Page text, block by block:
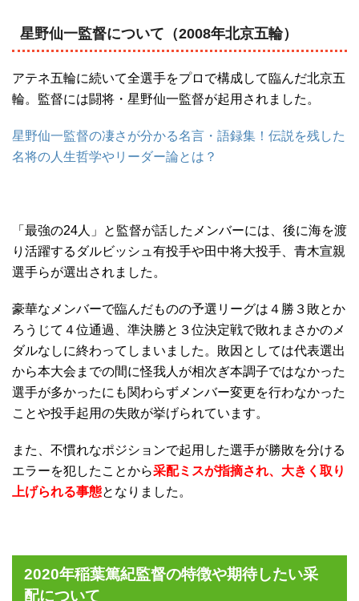
星野仙一監督について（2008年北京五輪）
アテネ五輪に続いて全選手をプロで構成して臨んだ北京五
輪。監督には闘将・星野仙一監督が起用されました。
星野仙一監督の凄さが分かる名言・語録集！伝説を残した
名将の人生哲学やリーダー論とは？
「最強の24人」と監督が話したメンバーには、後に海を渡
り活躍するダルビッシュ有投手や田中将大投手、青木宣親
選手らが選出されました。
豪華なメンバーで臨んだものの予選リーグは４勝３敗とか
ろうじて４位通過、準決勝と３位決定戦で敗れまさかのメ
ダルなしに終わってしまいました。敗因としては代表選出
から本大会までの間に怪我人が相次ぎ本調子ではなかった
選手が多かったにも関わらずメンバー変更を行わなかった
ことや投手起用の失敗が挙げられています。
また、不慣れなポジションで起用した選手が勝敗を分ける
エラーを犯したことから采配ミスが指摘され、大きく取り
上げられる事態となりました。
2020年稲葉篤紀監督の特徴や期待したい采
配について